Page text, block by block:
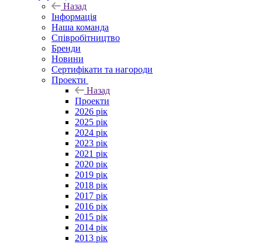
Назад
Інформація
Наша команда
Співробітництво
Бренди
Новини
Сертифікати та нагороди
Проекти
Назад
Проекти
2026 рік
2025 рік
2024 рік
2023 рік
2021 рік
2020 рік
2019 рік
2018 рік
2017 рік
2016 рік
2015 рік
2014 рік
2013 рік